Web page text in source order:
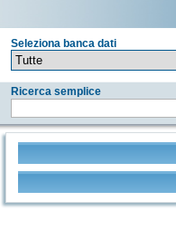
Seleziona banca dati
Ricerca semplice